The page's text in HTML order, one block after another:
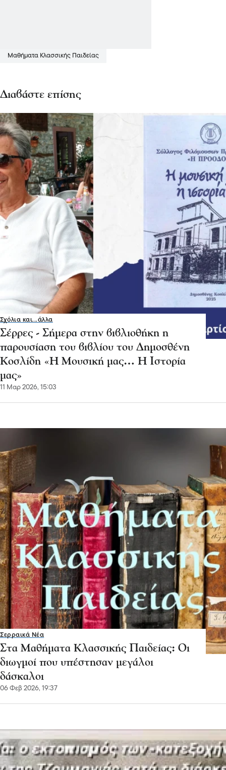
Μαθήματα Κλασσικής Παιδείας
Διαβάστε επίσης
Σχόλια και...άλλα
Σέρρες - Σήμερα στην βιβλιοθήκη η
παρουσίαση του βιβλίου του Δημοσθένη
Κοσλίδη «Η Μουσική μας… Η Ιστορία
μας»
11 Μαρ 2026, 15:03
Σερραικά Νέα
Στα Μαθήματα Κλασσικής Παιδείας: Oι
διωγμοί που υπέστησαν μεγάλοι
δάσκαλοι
06 Φεβ 2026, 19:37